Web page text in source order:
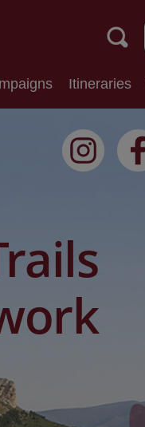
Itineraries